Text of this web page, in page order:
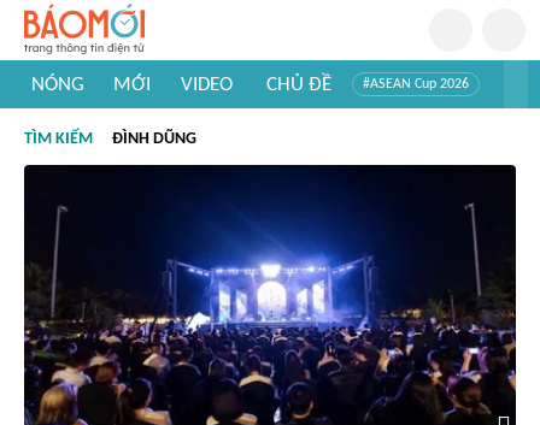
NÓNG MỚI VIDEO CHỦ ĐỀ #ASEAN Cup 2026
#Khám phá thế giới
TÌM KIẾM ĐÌNH DŨNG